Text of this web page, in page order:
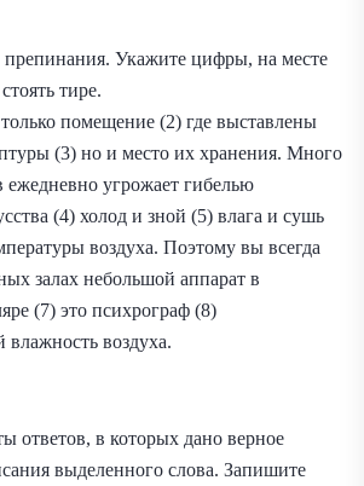
препинания. Укажите цифры, на месте
тире.
помещение (2) где выставлены
(3) но и место их хранения. Много
ежедневно угрожает гибелью
(4) холод и зной (5) влага и сушь
воздуха. Поэтому вы всегда
залах небольшой аппарат в
(7) это психрограф (8)
воздуха.
ответов, в которых дано верное
выделенного слова. Запишите